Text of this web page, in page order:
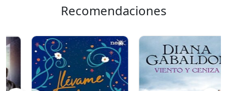
Recomendaciones